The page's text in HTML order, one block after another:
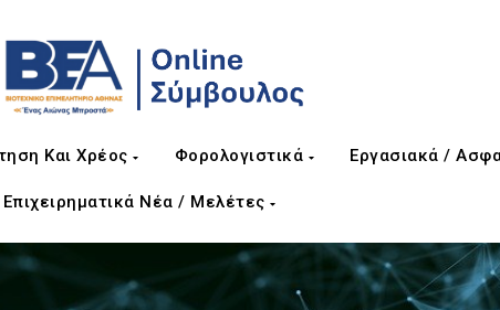
Και Χρέος Φορολογιστικά Εργασιακά /
Επιχειρηματικά Νέα / Μελέτες